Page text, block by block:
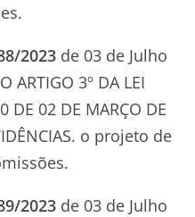
2023 de 03 de Julho
ARTIGO 3º DA LEI
DE 02 DE MARÇO DE
o projeto de
2023 de 03 de Julho